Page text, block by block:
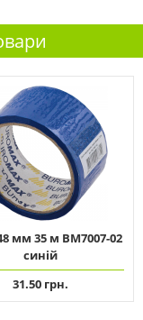
мм 35 м ВМ7007-02
синій
31.50 грн.